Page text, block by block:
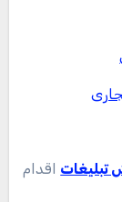
تبلیغات اقدام